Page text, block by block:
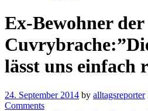
Ex-Bewohner der
lässt uns einfach
24. September 2014 by alltagsreporter
Comments